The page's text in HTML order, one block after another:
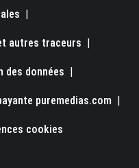
|
autres traceurs |
des données |
puremedias.com |
cookies